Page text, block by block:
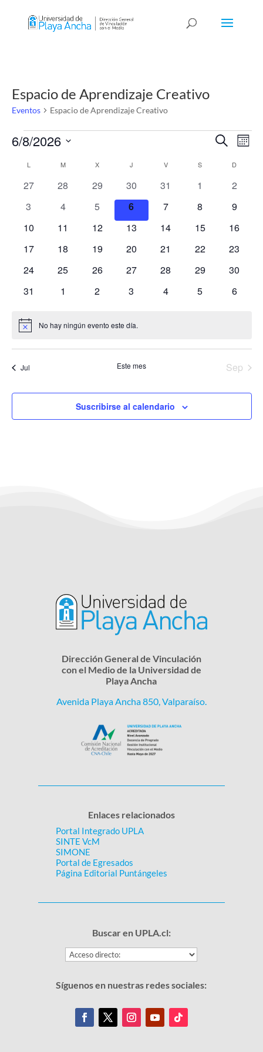
Espacio de Aprendizaje Creativo
Eventos Espacio de Aprendizaje Creativo
Eventos
vistas
Buscar
de
Mes
6/8/2026
fecha.
Calendario
de
L MMARTES X MIÉRCOLES
J VVIERNES S D
0
27
0
28
0
eventos
29
0
eventos
30
0
31
0
1
0
2
0
3
0
4
0
eventos
5
0
eventos
6
0
7
0
8
0
9
0
10
0
11
0
12
0
13
0
14
0
15
0
16
0
17
0
18
0
19
0
20
0
21
0
22
0
23
0
24
0
25
0
26
0
27
0
28
0
29
0
30
0
31
0
1
0
2
0
3
0
4
0
5
0
6
Aviso No hay ningún evento este día.
Jul Este mes Sep
Suscribirse al calendario
Dirección General de Vinculación
con el Medio de la Universidad de
Playa Ancha
Avenida Playa Ancha 850, Valparaíso.
Enlaces relacionados
Portal Integrado UPLA
SINTE VcM
SIMONE
Portal de Egresados
Página Editorial Puntángeles
Buscar en UPLA.cl:
Síguenos en nuestras redes sociales: